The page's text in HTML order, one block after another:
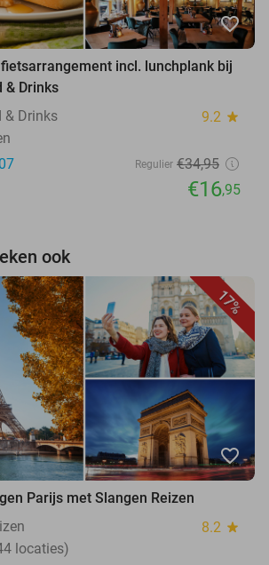
favorite_border
incl. lunchplank bij
& Drinks
& Drinks
9.2 star
Regulier €34,95
€16,95
ook
17%
favorite_border
Parijs met Slangen Reizen
8.2 star
locaties)